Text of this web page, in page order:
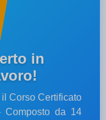
in
il Corso Certificato
Composto da 14